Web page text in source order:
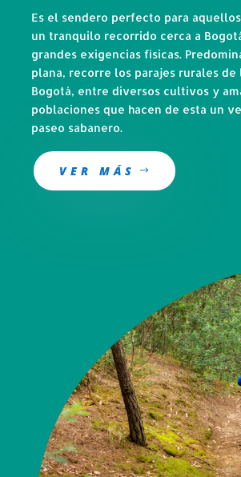
Es el sendero perfecto para
un tranquilo recorrido cerca a
grandes exigencias físicas.
plana, recorre los parajes rurales de
Bogotá, entre diversos cultivos y
poblaciones que hacen de esta un
paseo sabanero. ​
VER MÁS